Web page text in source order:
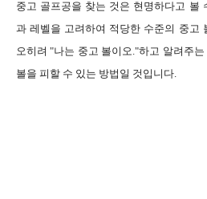
중고 골프공을 찾는 것은 현명하다고 볼
과 레벨을 고려하여 적당한 수준의 중고
오히려 "나는 중고 볼이오."하고 알려주
볼을 피할 수 있는 방법일 것입니다.